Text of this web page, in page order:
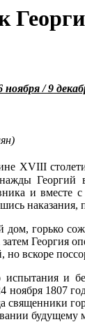
ноября / 9
XVIII
Георгий
и
горько
Георгия
вскоре
и
ноября 1807
священники
будущему